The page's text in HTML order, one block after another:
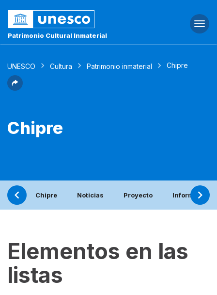
Patrimonio Cultural Inmaterial
UNESCO Cultura Patrimonio inmaterial Chipre
Chipre
Chipre Noticias Proyecto Informe
Elementos en las
listas